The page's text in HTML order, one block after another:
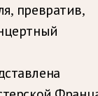
превратив,